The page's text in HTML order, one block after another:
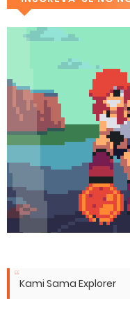
Kami Sama Explorer